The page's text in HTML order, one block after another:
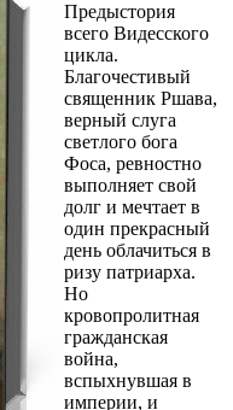
Предыстория
всего Видесского
цикла.
Благочестивый
священник Ршава,
верный слуга
светлого бога
Фоса, ревностно
выполняет свой
долг и мечтает в
один прекрасный
день облачиться в
ризу патриарха.
Но
кровопролитная
гражданская
война,
вспыхнувшая в
империи, и